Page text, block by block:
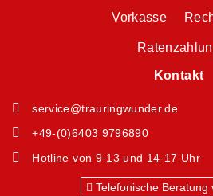
Vorkasse
Kontakt
service@trauringwunder.de
+49-(0)6403 9796890
Hotline von 9-13 und 14-17 Uhr
Telefonische Beratung